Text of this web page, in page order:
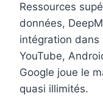
Ressources
données,
intégration dans
YouTube,
Google joue le
quasi illimités.